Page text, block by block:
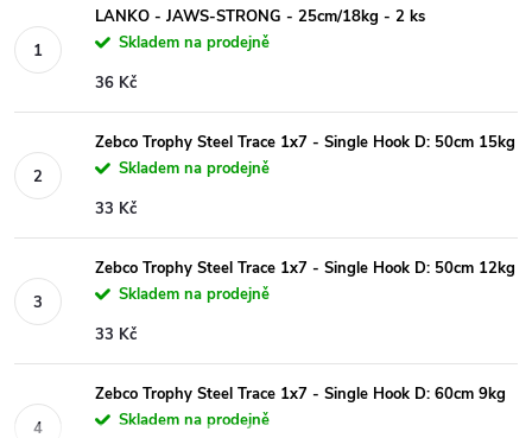
LANKO - JAWS-STRONG - 25cm/18kg - 2 ks
Skladem na prodejně
36 Kč
Zebco Trophy Steel Trace 1x7 - Single Hook D: 50cm 15kg
Skladem na prodejně
33 Kč
Zebco Trophy Steel Trace 1x7 - Single Hook D: 50cm 12kg
Skladem na prodejně
33 Kč
Zebco Trophy Steel Trace 1x7 - Single Hook D: 60cm 9kg
Skladem na prodejně